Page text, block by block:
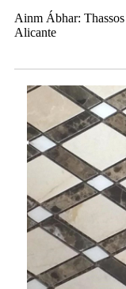
Ainm Ábhar:
Alicante